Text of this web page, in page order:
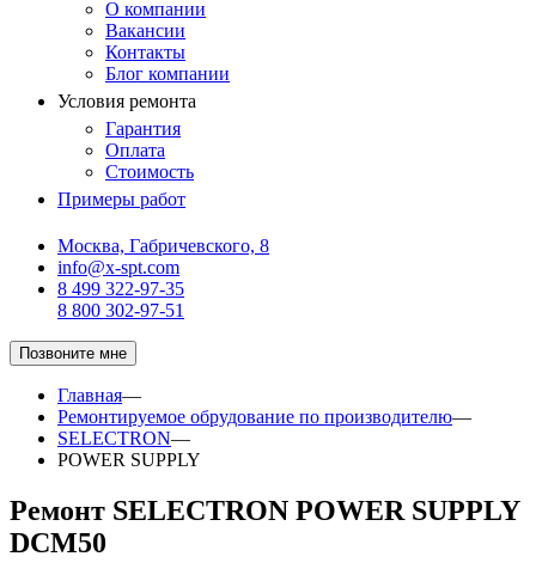
О компании
Вакансии
Контакты
Блог компании
Условия ремонта
Гарантия
Оплата
Стоимость
Примеры работ
Москва, Габричевского, 8
info@x-spt.com
8 499 322-97-35
8 800 302-97-51
Позвоните мне
Главная—
Ремонтируемое обрудование по производителю—
SELECTRON—
POWER SUPPLY
Ремонт SELECTRON POWER SUPPLY
DCM50